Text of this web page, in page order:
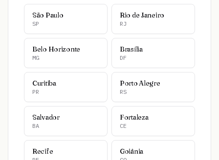
São Paulo
SP
Rio de Janeiro
RJ
Belo Horizonte
MG
Brasília
DF
Curitiba
PR
Porto Alegre
RS
Salvador
BA
Fortaleza
CE
Recife Goiânia